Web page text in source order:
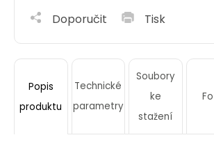
Doporučit Tisk
Popis
produktu
Technické
parametry
Soubory
ke
stažení